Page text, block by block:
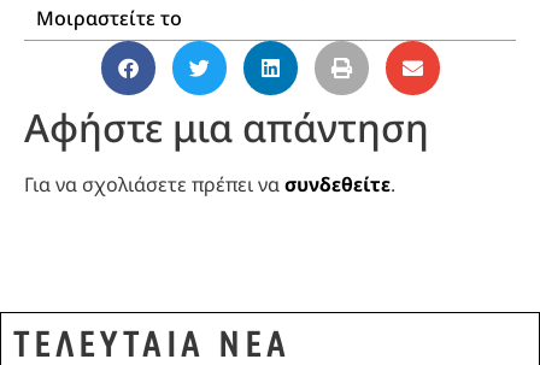
Μοιραστείτε το
Αφήστε μια απάντηση
Για να σχολιάσετε πρέπει νασυνδεθείτε.
ΤΕΛΕΥΤΑΙΑ ΝΕΑ